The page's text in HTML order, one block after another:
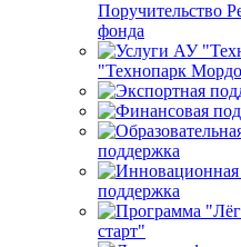
Поручительство
фонда
"Технопарк
поддержка
поддержка
старт"